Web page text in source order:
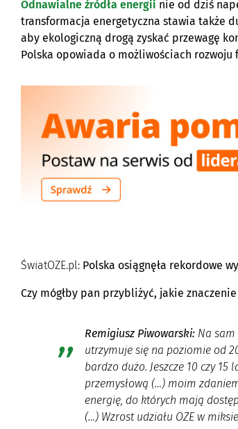
Odnawialne źródła energii nie od dziś
transformacja energetyczna stawia także
aby ekologiczną drogą zyskać przewagę
Polska opowiada o możliwościach
ŚwiatOZE.pl: Polska osiągnęła rekordowe
Czy mógłby pan przybliżyć, jakie
Remigiusz Piwowarski: Na
utrzymuje się na poziomie od
bardzo dużo. Jeszcze 10 czy
przemysłową (…) moim
energię, do których mają
(…) Wzrost udziału OZE w